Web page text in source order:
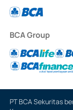
BCA Group
PT BCA Sekuritas